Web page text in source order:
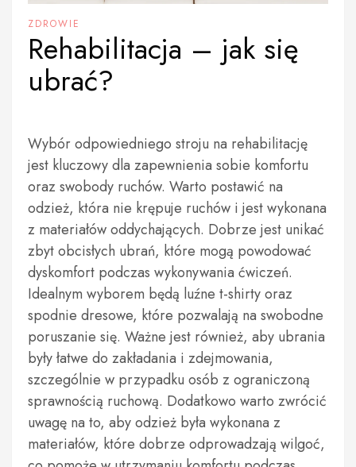
ZDROWIE
Rehabilitacja – jak się
ubrać?
Wybór odpowiedniego stroju na rehabilitację
jest kluczowy dla zapewnienia sobie komfortu
oraz swobody ruchów. Warto postawić na
odzież, która nie krępuje ruchów i jest wykonana
z materiałów oddychających. Dobrze jest unikać
zbyt obcisłych ubrań, które mogą powodować
dyskomfort podczas wykonywania ćwiczeń.
Idealnym wyborem będą luźne t-shirty oraz
spodnie dresowe, które pozwalają na swobodne
poruszanie się. Ważne jest również, aby ubrania
były łatwe do zakładania i zdejmowania,
szczególnie w przypadku osób z ograniczoną
sprawnością ruchową. Dodatkowo warto zwrócić
uwagę na to, aby odzież była wykonana z
materiałów, które dobrze odprowadzają wilgoć,